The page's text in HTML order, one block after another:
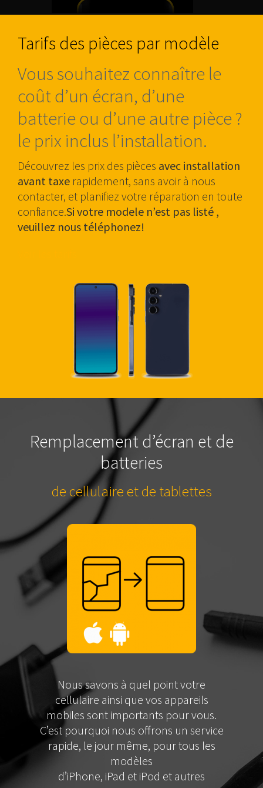
Tarifs des pièces par modèle
Vous souhaitez connaître le
coût d’un écran, d’une
batterie ou d’une autre pièce ?
le prix inclus l’installation.
Découvrez les prix des pièces avec installation
avant taxerapidement, sans avoir à nous
contacter, et planifiez votre réparation en toute
confiance.Si votre modele n’est pas listé ,
veuillez nous téléphonez!
Remplacement d’écran et de
batteries
de cellulaire et de tablettes
Nous savons à quel point votre
cellulaire ainsi que vos appareils
mobiles sont importants pour vous.
C’est pourquoi nous offrons un service
rapide, le jour même, pour tous les
modèles
d’iPhone, iPad et iPod et autres